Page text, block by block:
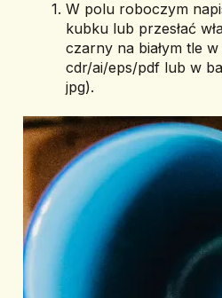
W polu roboczym
kubku lub przesłać
czarny na białym tle
cdr/ai/eps/pdf lub w
jpg).